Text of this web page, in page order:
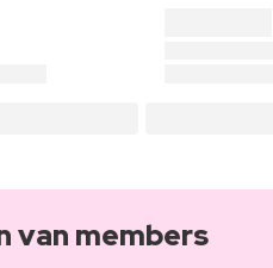
van members